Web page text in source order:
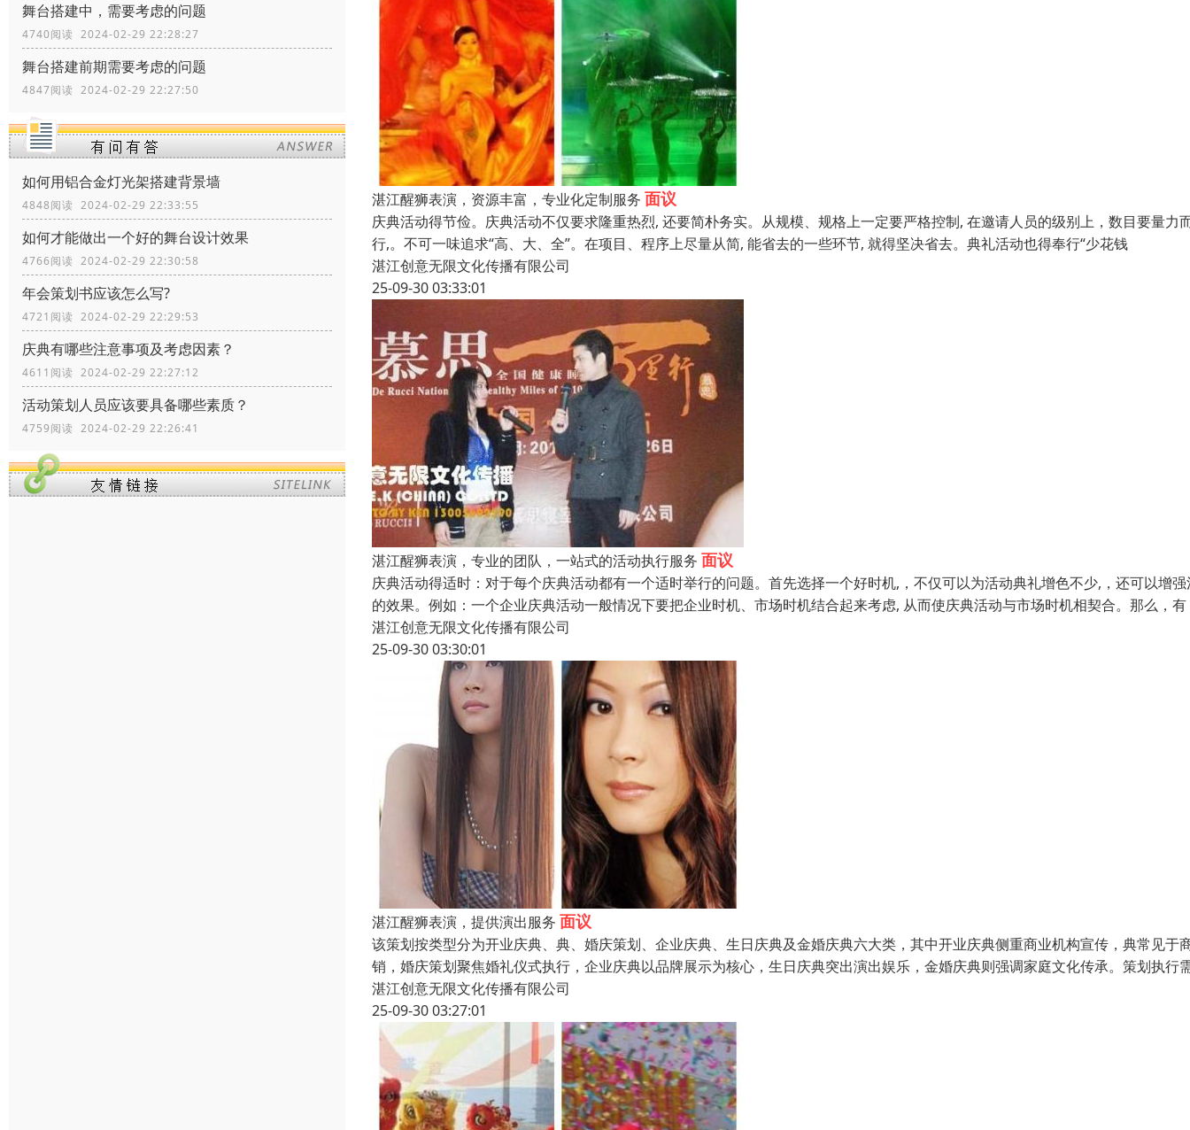
舞台搭建中，需要考虑的问题
4740阅读 2024-02-29 22:28:27
舞台搭建前期需要考虑的问题
4847阅读 2024-02-29 22:27:50
如何用铝合金灯光架搭建背景墙
4848阅读 2024-02-29 22:33:55
如何才能做出一个好的舞台设计效果
4766阅读 2024-02-29 22:30:58
年会策划书应该怎么写?
4721阅读 2024-02-29 22:29:53
庆典有哪些注意事项及考虑因素？
4611阅读 2024-02-29 22:27:12
活动策划人员应该要具备哪些素质？
4759阅读 2024-02-29 22:26:41
湛江醒狮表演，资源丰富，专业化定制服务 面议
庆典活动得节俭。庆典活动不仅要求隆重热烈, 还要简朴务实。从规模、规格上一定要严格控制, 在邀请人员的级别上，数目要量力
行,。不可一味追求“高、大、全”。在项目、程序上尽量从简, 能省去的一些环节, 就得坚决省去。典礼活动也得奉行“少花钱
湛江创意无限文化传播有限公司
25-09-30 03:33:01
湛江醒狮表演，专业的团队，一站式的活动执行服务 面议
庆典活动得适时：对于每个庆典活动都有一个适时举行的问题。首先选择一个好时机,，不仅可以为活动典礼增色不少,，还可以增
的效果。例如：一个企业庆典活动一般情况下要把企业时机、市场时机结合起来考虑, 从而使庆典活动与市场时机相契合。那么，有
湛江创意无限文化传播有限公司
25-09-30 03:30:01
湛江醒狮表演，提供演出服务 面议
该策划按类型分为开业庆典、典、婚庆策划、企业庆典、生日庆典及金婚庆典六大类，其中开业庆典侧重商业机构宣传，典常见于
销，婚庆策划聚焦婚礼仪式执行，企业庆典以品牌展示为核心，生日庆典突出演出娱乐，金婚庆典则强调家庭文化传承。策划执行
湛江创意无限文化传播有限公司
25-09-30 03:27:01